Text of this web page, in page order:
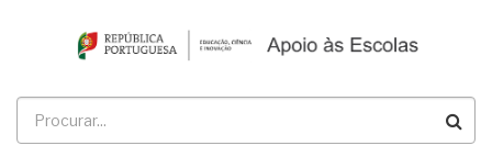
conteúdo
principal